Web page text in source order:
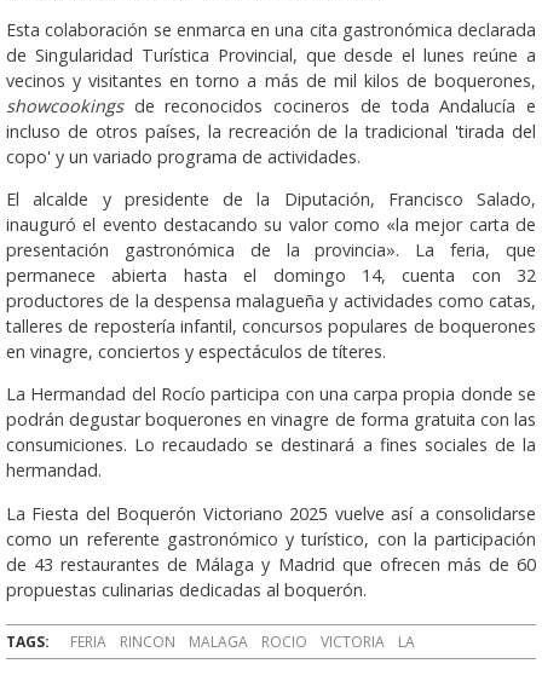
Esta colaboración se enmarca en una cita gastronómica declarada
de Singularidad Turística Provincial, que desde el lunes reúne a
vecinos y visitantes en torno a más de mil kilos de boquerones,
showcookingsde reconocidos cocineros de toda Andalucía e
incluso de otros países, la recreación de la tradicional 'tirada del
copo' y un variado programa de actividades.
El alcalde y presidente de la Diputación, Francisco Salado,
inauguró el evento destacando su valor como «la mejor carta de
presentación gastronómica de la provincia». La feria, que
permanece abierta hasta el domingo 14, cuenta con 32
productores de la despensa malagueña y actividades como catas,
talleres de repostería infantil, concursos populares de boquerones
en vinagre, conciertos y espectáculos de títeres.
La Hermandad del Rocío participa con una carpa propia donde se
podrán degustar boquerones en vinagre de forma gratuita con las
consumiciones. Lo recaudado se destinará a fines sociales de la
hermandad.
La Fiesta del Boquerón Victoriano 2025 vuelve así a consolidarse
como un referente gastronómico y turístico, con la participación
de 43 restaurantes de Málaga y Madrid que ofrecen más de 60
propuestas culinarias dedicadas al boquerón.
TAGS: FERIA RINCON MALAGA ROCIO VICTORIA LA